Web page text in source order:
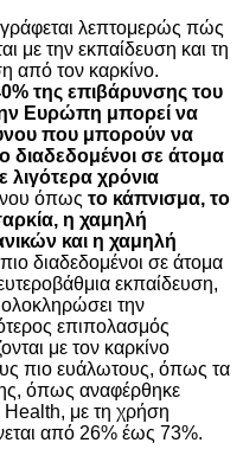
λεπτομερώς πώς
με την εκπαίδευση και τη
από τον καρκίνο.
της επιβάρυνσης του
Ευρώπη μπορεί να
που μπορούν να
διαδεδομένοι σε άτομα
λιγότερα χρόνια
όπως το κάπνισμα, το
η χαμηλή
και η χαμηλή
πιο διαδεδομένοι σε άτομα
εκπαίδευση,
την
επιπολασμός
με τον καρκίνο
πιο ευάλωτους, όπως τα
όπως αναφέρθηκε
με τη χρήση
από 26% έως 73%.